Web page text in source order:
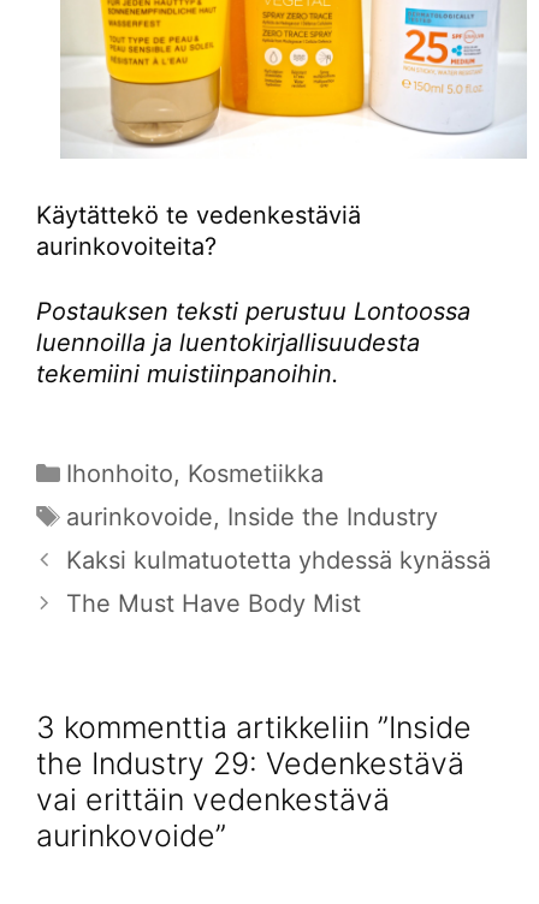
Käytättekö te vedenkestäviä
aurinkovoiteita?
Postauksen teksti perustuu Lontoossa
luennoilla ja luentokirjallisuudesta
tekemiini muistiinpanoihin.
Kategoriat
Ihonhoito, Kosmetiikka
Avainsanat
aurinkovoide, Inside the Industry
Kaksi kulmatuotetta yhdessä kynässä
The Must Have Body Mist
3 kommenttia artikkeliin ”Inside
the Industry 29: Vedenkestävä
vai erittäin vedenkestävä
aurinkovoide”